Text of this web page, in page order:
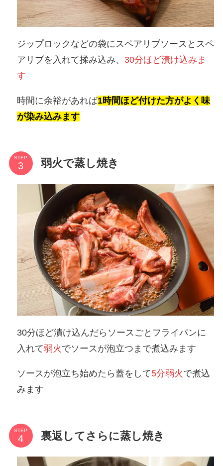
ジップロックなどの袋にスペアリブソースとスペ
アリブを入れて揉み込み、 30分ほど漬け込みま
す
時間に余裕があれば1時間ほど付けた方がよく味
が染み込みます
STEP 弱火で蒸し焼き
30分ほど漬け込んだらソースごとフライパンに
入れて弱火でソースが泡立つまで煮込みます
ソースが泡立ち始めたら蓋をして5分弱火で煮込
みます
STEP 裏返してさらに蒸し焼き